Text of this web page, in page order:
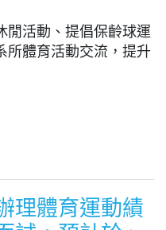
活動、提倡保齡球運
所體育活動交流，提升
理體育運動績